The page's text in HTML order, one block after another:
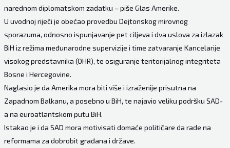
narednom diplomatskom zadatku – piše Glas Amerike.
U uvodnoj riječi je obećao provedbu Dejtonskog mirovnog
sporazuma, odnosno ispunjavanje pet ciljeva i dva uslova za izlazak
BiH iz režima međunarodne supervizije i time zatvaranje Kancelarije
visokog predstavnika (OHR), te osiguranje teritorijalnog integriteta
Bosne i Hercegovine.
Naglasio je da Amerika mora biti više i izraženije prisutna na
Zapadnom Balkanu, a posebno u BiH, te najavio veliku podršku SAD-
a na euroatlantskom putu BiH.
Istakao je i da SAD mora motivisati domaće političare da rade na
reformama za dobrobit građana i države.